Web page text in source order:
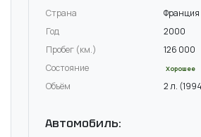
Страна
Франция
Год
2000
Пробег (км.)
126 000
Состояние
Хорошее
Объём 2 л.
Автомобиль: